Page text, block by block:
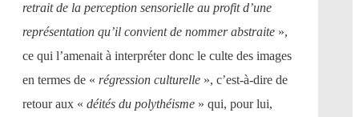
retrait de la perception sensorielle au profit d’une
représentation qu’il convient de nommer abstraite »,
ce qui l’amenait à interpréter donc le culte des images
en termes de « régression culturelle », c’est-à-dire de
retour aux « déités du polythéisme » qui, pour lui,